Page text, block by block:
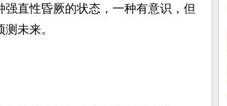
直性昏厥的状态，一种有意识，但
未来。